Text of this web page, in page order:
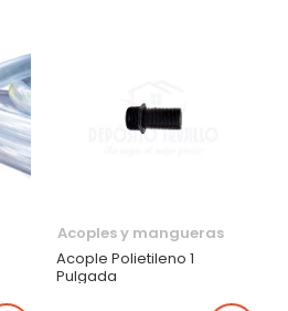
Acoples y mangueras
Acople Polietileno 1
Pulgada